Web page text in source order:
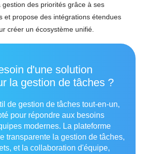
gestion des priorités grâce à ses
et propose des intégrations étendues
créer un écosystème unifié.
d'une solution
la gestion de tâches ?
de gestion de tâches tout-en-un,
pour répondre aux besoins
modernes. La plateforme
transparente la gestion de tâches,
et la collaboration d'équipe,